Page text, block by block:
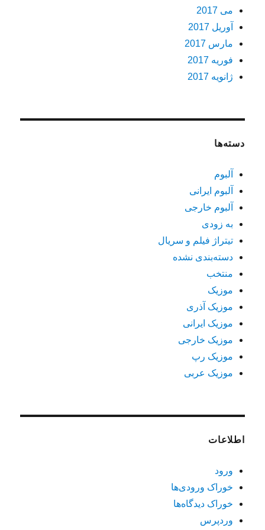
می 2017
آوریل 2017
مارس 2017
فوریه 2017
ژانویه 2017
دسته‌ها
آلبوم
آلبوم ایرانی
آلبوم خارجی
به زودی
تیتراژ فیلم و سریال
دسته‌بندی نشده
منتخب
موزیک
موزیک آذری
موزیک ایرانی
موزیک خارجی
موزیک رپ
موزیک عربی
اطلاعات
ورود
خوراک ورودی‌ها
خوراک دیدگاه‌ها
وردپرس